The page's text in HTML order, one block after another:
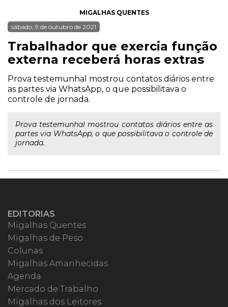
MIGALHAS QUENTES
sábado, 9 de outubro de 2021
Trabalhador que exercia função
externa receberá horas extras
Prova testemunhal mostrou contatos diários entre
as partes via WhatsApp, o que possibilitava o
controle de jornada.
Prova testemunhal mostrou contatos diários entre as
partes via WhatsApp, o que possibilitava o controle de
jornada.
EDITORIAS
Migalhas Quentes
Migalhas de Peso
Colunas
Migalhas Amanhecidas
Agenda
Mercado de Trabalho
Migalhas dos Leitores